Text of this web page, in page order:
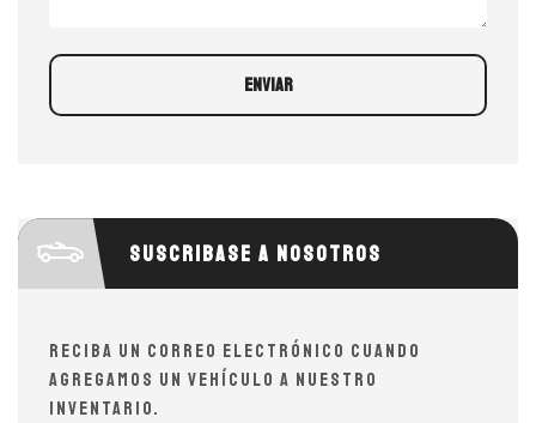
ENVIAR
Suscribase a nosotros
Reciba un correo electrónico cuando
agregamos un vehículo a nuestro
inventario.